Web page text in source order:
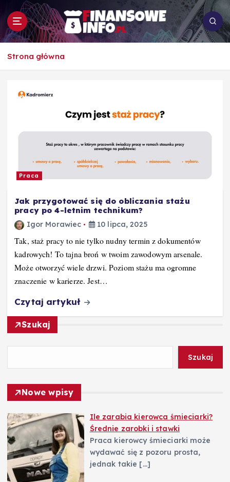
p
To i owo o rachunkowości, pracy, biznesie i
Strona główna
Praca
Jak przygotować się do obliczania stażu
pracy po 4-letnim technikum?
Igor Morawiec 10 lipca, 2025
Tak, staż pracy to nie tylko nudny termin z dokumentów
kadrowych! To tajna broń w twoim zawodowym arsenale.
Może otworzyć wiele drzwi. Poziom stażu ma ogromne
znaczenie w karierze. Jest…
Czytaj artykuł
Szukaj
Szukaj
Nowe wpisy
Ile zarabia kierowca śmieciarki?
Średnie zarobki i stawki
Praca kierowcy śmieciarki może
wydawać się z pozoru prosta,
jednak takie […]